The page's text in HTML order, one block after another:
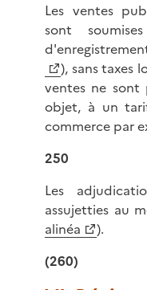
Les ventes
sont
), sans taxes
ventes ne sont
objet, à un
commerce par
250
Les
assujetties au
alinéa
).
(260)